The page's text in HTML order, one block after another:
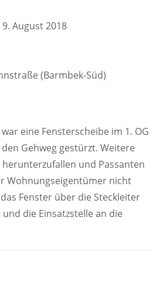
9. August 2018
(Barmbek-Süd)
eine Fensterscheibe im 1. OG
Gehweg gestürzt. Weitere
und Passanten
Wohnungseigentümer nicht
Fenster über die Steckleiter
die Einsatzstelle an die